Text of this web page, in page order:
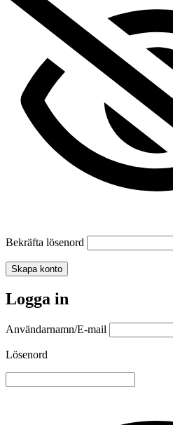
Bekräfta lösenord
Skapa konto
Logga in
Användarnamn/E-mail
Lösenord